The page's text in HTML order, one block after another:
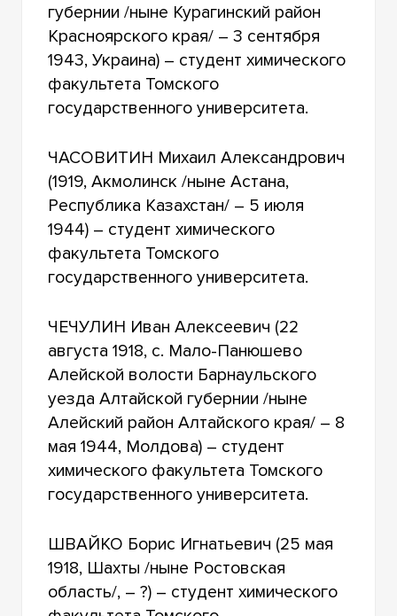
губернии /ныне Курагинский район
Красноярского края/ – 3 сентября
1943, Украина) – студент химического
факультета Томского
государственного университета.
ЧАСОВИТИН Михаил Александрович
(1919, Акмолинск /ныне Астана,
Республика Казахстан/ – 5 июля
1944) – студент химического
факультета Томского
государственного университета.
ЧЕЧУЛИН Иван Алексеевич (22
августа 1918, с. Мало-Панюшево
Алейской волости Барнаульского
уезда Алтайской губернии /ныне
Алейский район Алтайского края/ – 8
мая 1944, Молдова) – студент
химического факультета Томского
государственного университета.
ШВАЙКО Борис Игнатьевич (25 мая
1918, Шахты /ныне Ростовская
область/, – ?) – студент химического